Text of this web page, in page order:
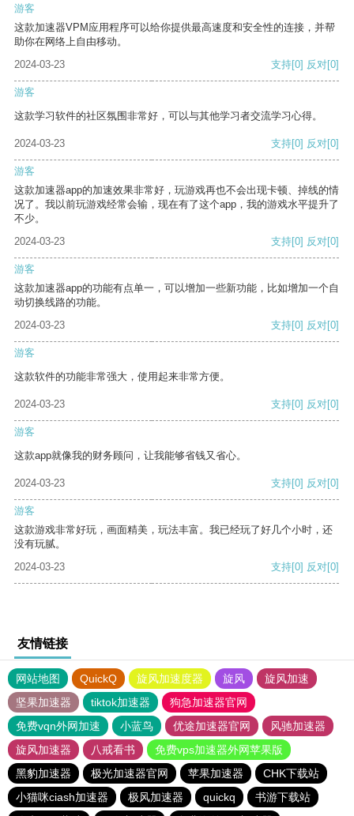
游客
这款加速器VPM应用程序可以给你提供最高速度和安全性的连接，并帮
助你在网络上自由移动。
2024-03-23
支持[0] 反对[0]
游客
这款学习软件的社区氛围非常好，可以与其他学习者交流学习心得。
2024-03-23 支持[0] 反对[0]
游客
这款加速器app的加速效果非常好，玩游戏再也不会出现卡顿、掉线的情
况了。我以前玩游戏经常会输，现在有了这个app，我的游戏水平提升了
不少。
2024-03-23
支持[0] 反对[0]
游客
这款加速器app的功能有点单一，可以增加一些新功能，比如增加一个自
动切换线路的功能。
2024-03-23
支持[0] 反对[0]
游客
这款软件的功能非常强大，使用起来非常方便。
2024-03-23 支持[0] 反对[0]
游客
这款app就像我的财务顾问，让我能够省钱又省心。
2024-03-23 支持[0] 反对[0]
游客
这款游戏非常好玩，画面精美，玩法丰富。我已经玩了好几个小时，还
没有玩腻。
2024-03-23
支持[0] 反对[0]
友情链接
网站地图 QuickQ 旋风加速度器 旋风
旋风加速
坚果加速器
tiktok加速器
狗急加速器官网
免费vqn外网加速
小蓝鸟 优途加速器官网
风驰加速器
旋风加速器
八戒看书
免费vps加速器外网苹果版
黑豹加速器
极光加速器官网 苹果加速器
CHK下载站
小猫咪ciash加速器
极风加速器 quickq
书游下载站